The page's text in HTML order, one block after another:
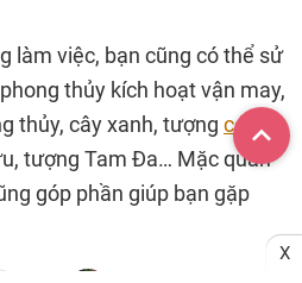
làm việc, bạn cũng có thể sử
thủy kích hoạt vận may,
thủy, cây xanh, tượng cóc
tượng Tam Đa… Mặc quần
góp phần giúp bạn gặp
X